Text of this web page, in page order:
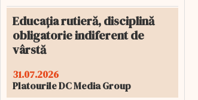
Educația rutieră, disciplină
obligatorie indiferent de
vârstă
31.07.2026
Platourile DC Media Group